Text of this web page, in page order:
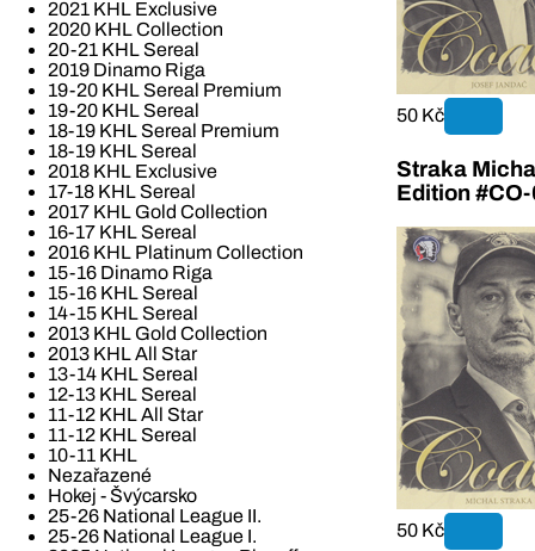
2021 KHL Exclusive
2020 KHL Collection
20-21 KHL Sereal
2019 Dinamo Riga
19-20 KHL Sereal Premium
19-20 KHL Sereal
18-19 KHL Sereal Premium
18-19 KHL Sereal
2018 KHL Exclusive
17-18 KHL Sereal
2017 KHL Gold Collection
16-17 KHL Sereal
2016 KHL Platinum Collection
15-16 Dinamo Riga
15-16 KHL Sereal
14-15 KHL Sereal
2013 KHL Gold Collection
2013 KHL All Star
13-14 KHL Sereal
12-13 KHL Sereal
11-12 KHL All Star
11-12 KHL Sereal
10-11 KHL
Nezařazené
Hokej - Švýcarsko
25-26 National League II.
25-26 National League I.
50 Kč
Straka
Edition
50 Kč